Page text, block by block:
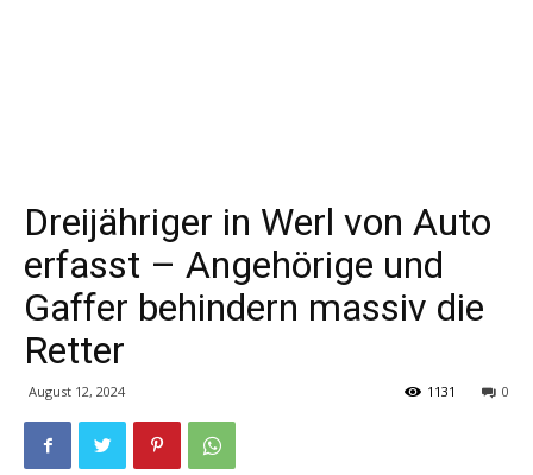
Dreijähriger in Werl von Auto
erfasst – Angehörige und
Gaffer behindern massiv die
Retter
August 12, 2024 0
1131